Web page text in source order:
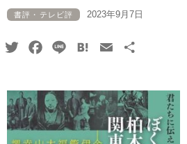
書評・テレビ評 2023年9月7日
TwitterFacebook
Line HatenaEmail